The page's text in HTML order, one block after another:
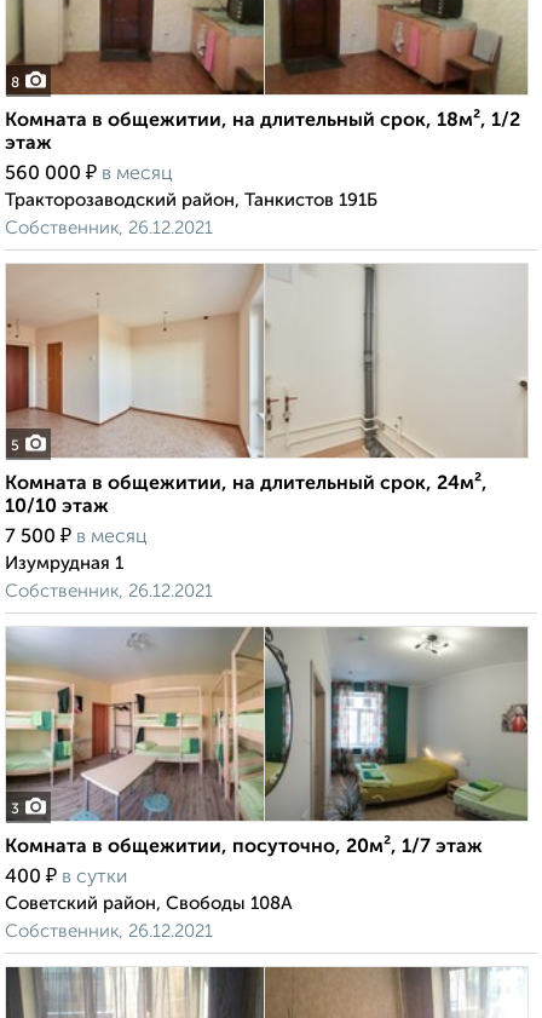
8
Комната в общежитии, на длительный срок, 18м², 1/2
этаж
560 000 ₽ в месяц
Тракторозаводский район, Танкистов 191Б
Собственник, 26.12.2021
5
Комната в общежитии, на длительный срок, 24м²,
10/10 этаж
7 500 ₽ в месяц
Изумрудная 1
Собственник, 26.12.2021
3
Комната в общежитии, посуточно, 20м², 1/7 этаж
400 ₽ в сутки
Советский район, Свободы 108А
Собственник, 26.12.2021